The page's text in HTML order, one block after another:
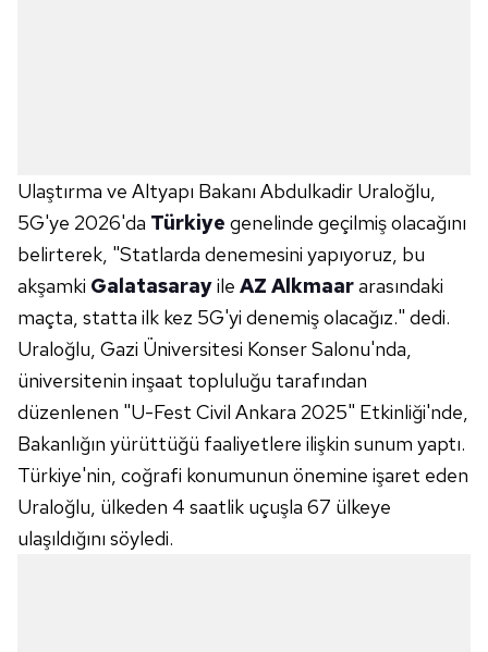
Ulaştırma ve Altyapı Bakanı Abdulkadir Uraloğlu,
5G'ye 2026'da Türkiye genelinde geçilmiş olacağını
belirterek, "Statlarda denemesini yapıyoruz, bu
akşamki Galatasarayile AZ Alkmaararasındaki
maçta, statta ilk kez 5G'yi denemiş olacağız." dedi.
Uraloğlu, Gazi Üniversitesi Konser Salonu'nda,
üniversitenin inşaat topluluğu tarafından
düzenlenen "U-Fest Civil Ankara 2025" Etkinliği'nde,
Bakanlığın yürüttüğü faaliyetlere ilişkin sunum yaptı.
Türkiye'nin, coğrafi konumunun önemine işaret eden
Uraloğlu, ülkeden 4 saatlik uçuşla 67 ülkeye
ulaşıldığını söyledi.